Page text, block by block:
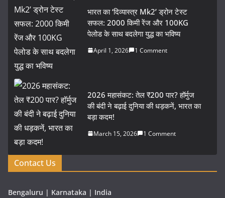
भारत का ‘दिव्यास्त्र Mk2’ ड्रोन टेस्ट
सफल: 2000 किमी रेंज और 100KG
पेलोड के साथ बदलेगा युद्ध का भविष्य
April 1, 2026 1 Comment
2026 महासंकट: तेल ₹200 पार? हॉर्मुज
की बंदी ने बढ़ाई दुनिया की धड़कनें, भारत का
बड़ा कदम!
March 15, 2026 1 Comment
Contact Us
Bengaluru | Karnataka | India